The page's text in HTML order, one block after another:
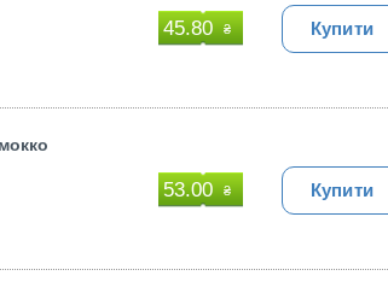
45.80 ₴ Купити
53.00 ₴ Купити